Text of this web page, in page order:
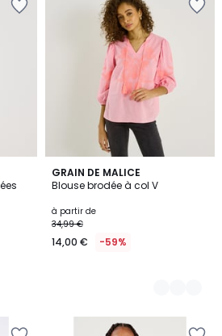
GRAIN DE MALICE
Blouse brodée à col V
à partir de
34,99 €
14,00 € -59%
2
Couleurs